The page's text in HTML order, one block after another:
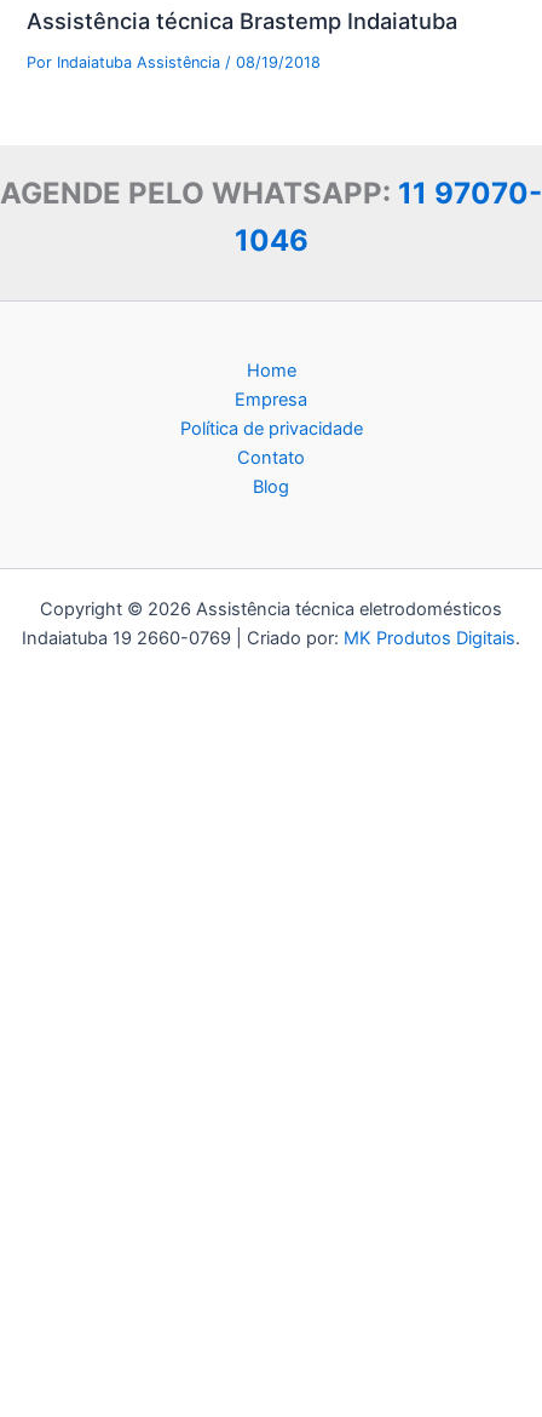
Assistência técnica Brastemp Indaiatuba
Por Indaiatuba Assistência/08/19/2018
AGENDE PELO WHATSAPP: 11 97070-
1046
Home
Empresa
Política de privacidade
Contato
Blog
Copyright © 2026 Assistência técnica eletrodomésticos
Indaiatuba 19 2660-0769 | Criado por: MK Produtos Digitais.